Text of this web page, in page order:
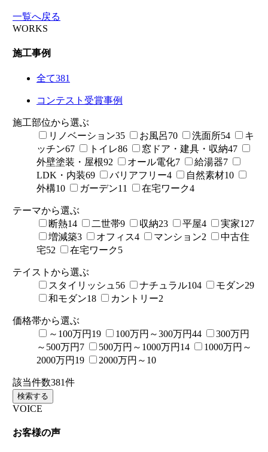
一覧へ戻る
WORKS
施工事例
全て381
コンテスト受賞事例
施工部位から選ぶ
リノベーション35 お風呂70 洗面所54
キ
ッチン67 トイレ86 窓ドア・建具・収納47
外壁塗装・屋根92 オール電化7 給湯器7
LDK・内装69 バリアフリー4 自然素材10
外構10 ガーデン11 在宅ワーク4
テーマから選ぶ
断熱14 二世帯9 収納23 平屋4 実家127
増減築3 オフィス4 マンション2
中古住
宅52 在宅ワーク5
テイストから選ぶ
スタイリッシュ 56 ナチュラル104 モダン29
和モダン18 カントリー2
価格帯から選ぶ
～100万円 19 100万円～300万円44
300万円
～500万円 7 500万円～1000万円 14
1000万円～
2000万円 19 2000万円～ 10
該当件数381件
検索する
VOICE
お客様の声